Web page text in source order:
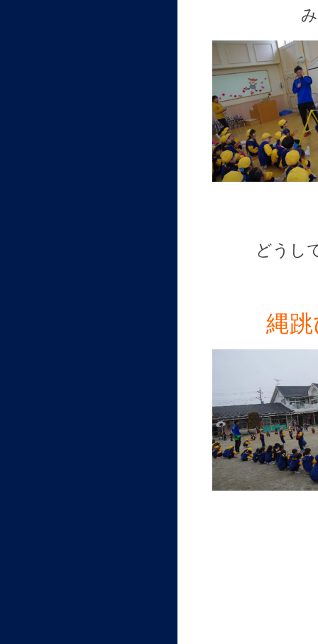
どうし
縄